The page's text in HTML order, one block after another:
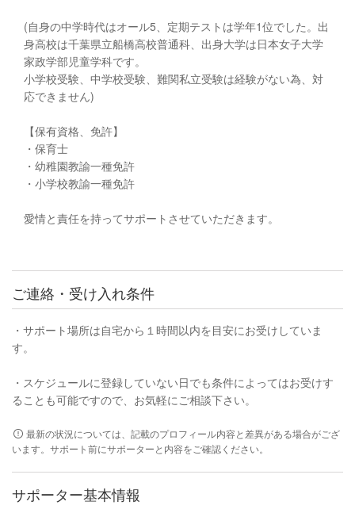
(自身の中学時代はオール5、定期テストは学年1位でした。出
身高校は千葉県立船橋高校普通科、出身大学は日本女子大学
家政学部児童学科です。
小学校受験、中学校受験、難関私立受験は経験がない為、対
応できません)
【保有資格、免許】
・保育士
・幼稚園教諭一種免許
・小学校教諭一種免許
愛情と責任を持ってサポートさせていただきます。
ご連絡・受け入れ条件
・サポート場所は自宅から１時間以内を目安にお受けしていま
す。
・スケジュールに登録していない日でも条件によってはお受けす
ることも可能ですので、お気軽にご相談下さい。
最新の状況については、記載のプロフィール内容と差異がある場合がござ
います。サポート前にサポーターと内容をご確認ください。
サポーター基本情報